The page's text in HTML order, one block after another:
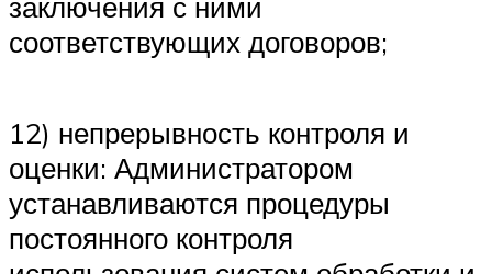
соответствующих договоров;
12) непрерывность контроля и
оценки: Администратором
устанавливаются процедуры
постоянного контроля